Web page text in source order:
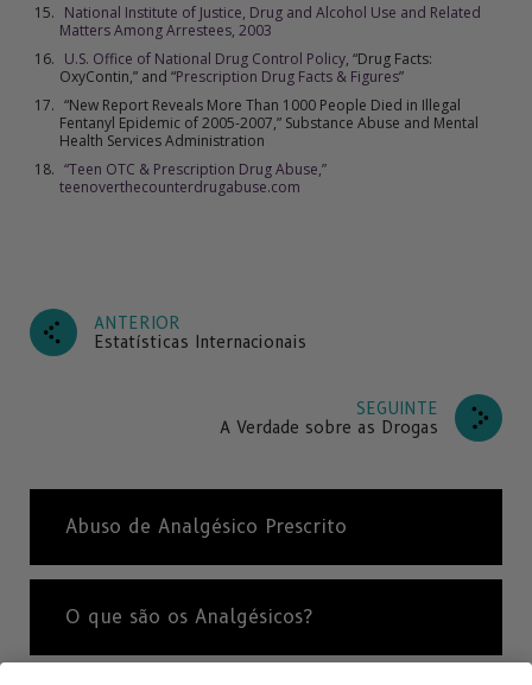
National Institute of Justice, Drug and Alcohol Use and Related
Matters Among Arrestees, 2003
U.S. Office of National Drug Control Policy, “Drug Facts:
OxyContin,” and “Prescription Drug Facts & Figures”
“New Report Reveals More Than 1000 People Died in Illegal
Fentanyl Epidemic of 2005-2007,” Substance Abuse and Mental
Health Services Administration
“Teen OTC & Prescription Drug Abuse,”
teenoverthecounterdrugabuse.com
ANTERIOR
Estatísticas Internacionais
SEGUINTE
A Verdade sobre as Drogas
Abuso de Analgésico Prescrito
O que são os Analgésicos?